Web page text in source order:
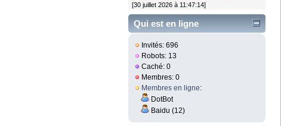
[30 juillet 2026 à 11:47:14]
Qui est en ligne
Invités: 696
Robots: 13
Caché: 0
Membres: 0
Membres en ligne:
DotBot
Baidu (12)